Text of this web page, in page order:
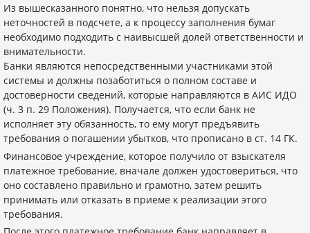
Из вышесказанного понятно, что нельзя допускать
неточностей в подсчете, а к процессу заполнения бумаг
необходимо подходить с наивысшей долей ответственности и
внимательности.
Банки являются непосредственными участниками этой
системы и должны позаботиться о полном составе и
достоверности сведений, которые направляются в АИС ИДО
(ч. 3 п. 29 Положения). Получается, что если банк не
исполняет эту обязанность, то ему могут предъявить
требования о погашении убытков, что прописано в ст. 14 ГК.
Финансовое учреждение, которое получило от взыскателя
платежное требование, вначале должен удостовериться, что
оно составлено правильно и грамотно, затем решить
принимать или отказать в приеме к реализации этого
требования.